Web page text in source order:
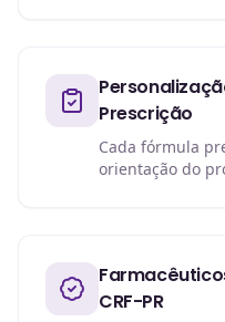
Prescrição
Cada fórmula
orientação do
CRF-PR